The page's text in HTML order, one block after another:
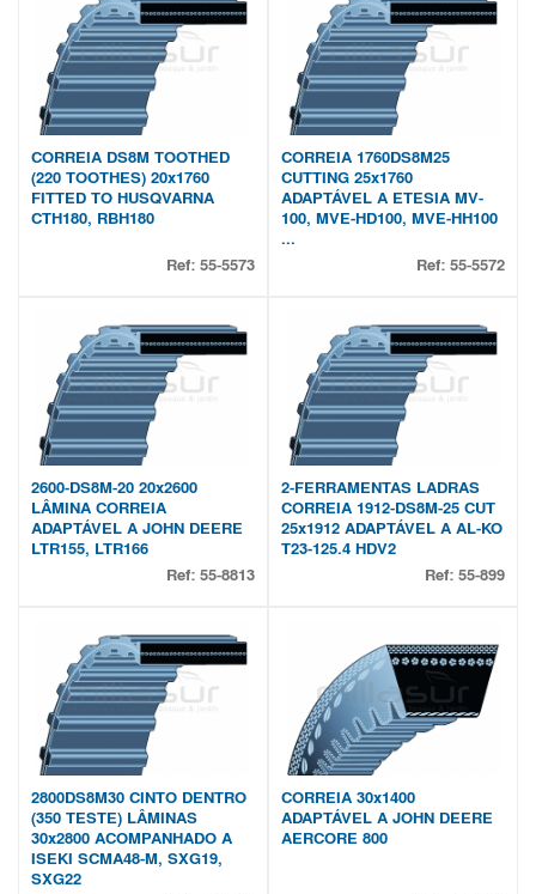
CORREIA DS8M TOOTHED
(220 TOOTHES) 20x1760
FITTED TO HUSQVARNA
CTH180, RBH180
Ref: 55-5573
CORREIA 1760DS8M25
CUTTING 25x1760
ADAPTÁVEL A ETESIA MV-
100, MVE-HD100, MVE-HH100
...
Ref: 55-5572
2600-DS8M-20 20x2600
LÂMINA CORREIA
ADAPTÁVEL A JOHN DEERE
LTR155, LTR166
Ref: 55-8813
2-FERRAMENTAS LADRAS
CORREIA 1912-DS8M-25 CUT
25x1912 ADAPTÁVEL A AL-KO
T23-125.4 HDV2
Ref: 55-899
2800DS8M30 CINTO DENTRO
(350 TESTE) LÂMINAS
30x2800 ACOMPANHADO A
ISEKI SCMA48-M, SXG19,
SXG22
CORREIA 30x1400
ADAPTÁVEL A JOHN DEERE
AERCORE 800